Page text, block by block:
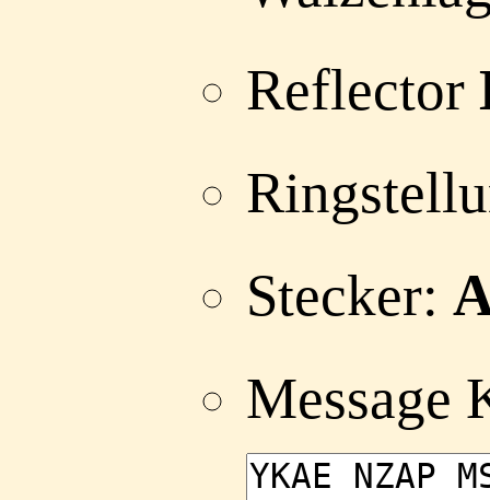
Reflector
Stecker:
Message